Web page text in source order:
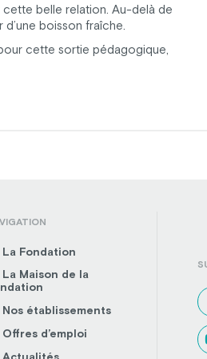
cette belle relation. Au-delà de
boisson fraîche.
cette sortie pédagogique,
La Fondation
La Maison de la
Nos établissements
Offres d’emploi
Actualités